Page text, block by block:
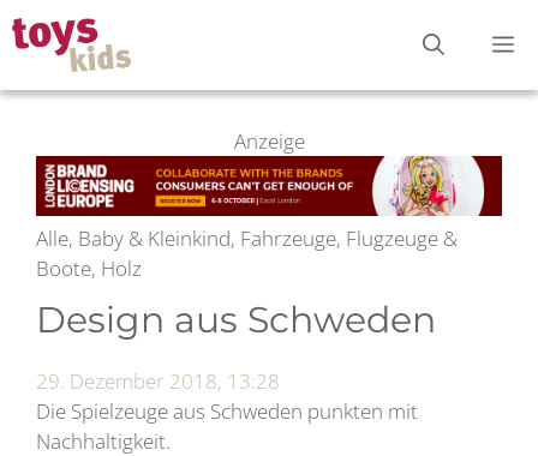
Zum
Inhalt
springen
Anzeige
Alle, Baby & Kleinkind, Fahrzeuge, Flugzeuge &
Boote, Holz
Design aus Schweden
29. Dezember 2018, 13:28
Die Spielzeuge aus Schweden punkten mit
Nachhaltigkeit.